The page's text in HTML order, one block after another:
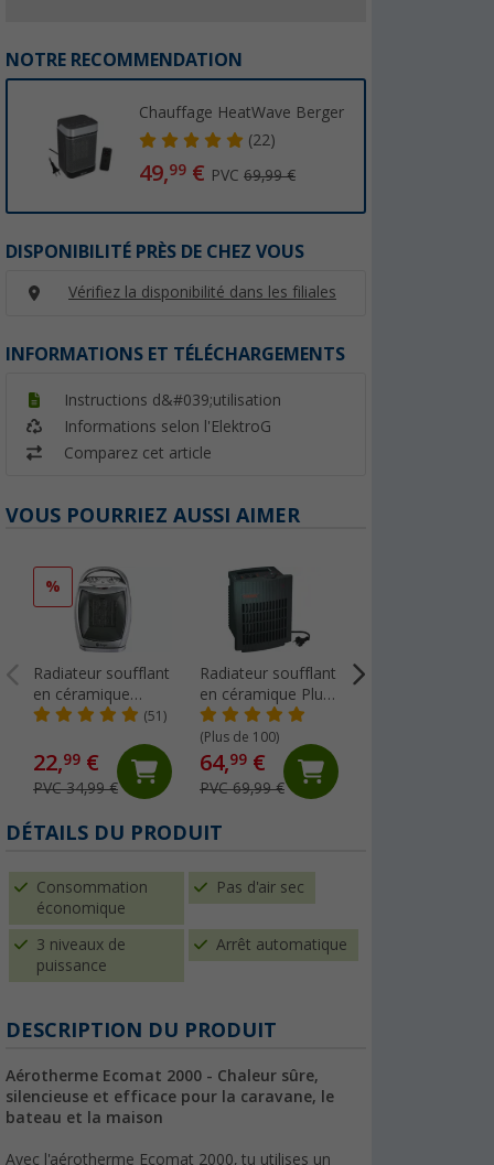
NOTRE RECOMMENDATION
Chauffage HeatWave Berger
(22)
49,99 € PVC69,99 €
DISPONIBILITÉ PRÈS DE CHEZ VOUS
Vérifiez la disponibilité dans les filiales
INFORMATIONS ET TÉLÉCHARGEMENTS
Instructions d&#039;utilisation
Informations selon l'ElektroG
Comparez cet article
VOUS POURRIEZ AUSSI AIMER
%
Radiateur soufflant
en céramique
Berger
(51)
22,99 €
PVC 34,99 €
Radiateur soufflant
en céramique Plus
Berger
(Plus de 100)
64,99 €
PVC 69,99 €
DÉTAILS DU PRODUIT
Consommation
économique
Pas d'air sec
3 niveaux de
puissance
Arrêt automatique
DESCRIPTION DU PRODUIT
Aérotherme Ecomat 2000 - Chaleur sûre,
silencieuse et efficace pour la caravane, le
bateau et la maison
Avec l'aérotherme Ecomat 2000, tu utilises un